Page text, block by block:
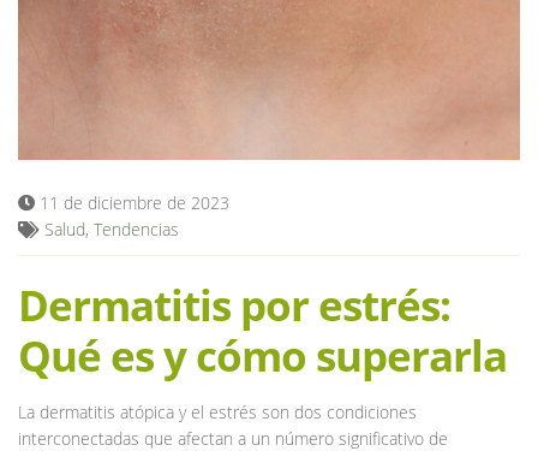
11 de diciembre de 2023
Salud, Tendencias
Dermatitis por estrés:
Qué es y cómo superarla
La dermatitis atópica y el estrés son dos condiciones
interconectadas que afectan a un número significativo de